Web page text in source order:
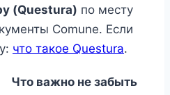
(Questura) по месту
Comune. Если
что такое Questura.
Что важно не забыть